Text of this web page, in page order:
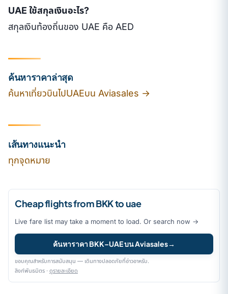
UAE ใช้สกุลเงินอะไร?
สกุลเงินท้องถิ่นของ UAE คือ AED
ค้นหาราคาล่าสุด
ค้นหาเที่ยวบินไปUAEบน Aviasales →
เส้นทางแนะนำ
ทุกจุดหมาย
Cheap flights from BKK to uae
Live fare list may take a moment to load. Or search now →
ค้นหาราคา BKK–UAE บน Aviasales→
ขอบคุณสำหรับการสนับสนุน — เดินทางปลอดภัยที่อ่าวอาหรับ.
ลิงก์พันธมิตร · ดูรายละเอียด